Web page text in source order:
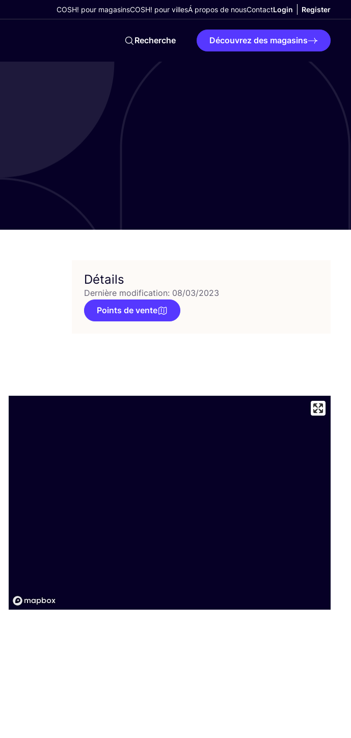
COSH! pour magasinsCOSH! pour villesÁ propos de nousContactLogin Register
Recherche Découvrez des magasins
Détails
Dernière modification: 08/03/2023
Points de vente